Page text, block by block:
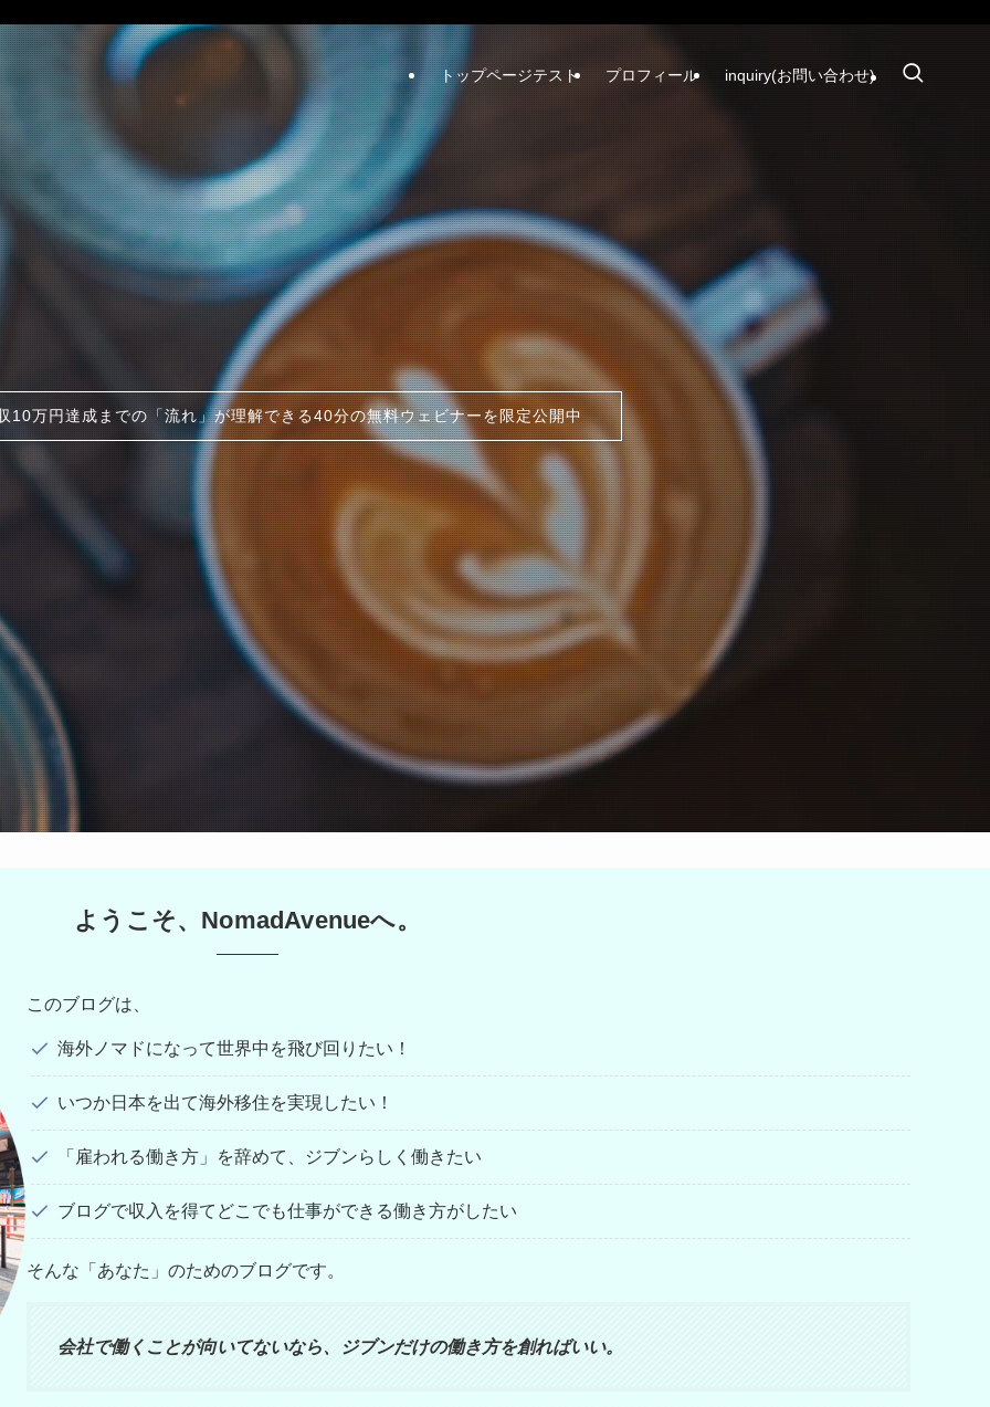
トップページテスト プロフィール inquiry(お問い合わせ)
10万円達成までの「流れ」が理解できる40分の無料ウェビナーを限定公開中
ようこそ、NomadAvenueへ。
このブログは、
海外ノマドになって世界中を飛び回りたい！
いつか日本を出て海外移住を実現したい！
「雇われる働き方」を辞めて、ジブンらしく働きたい
ブログで収入を得てどこでも仕事ができる働き方がしたい
そんな「あなた」のためのブログです。
会社で働くことが向いてないなら、ジブンだけの働き方を創ればいい。